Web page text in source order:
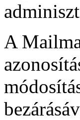
A